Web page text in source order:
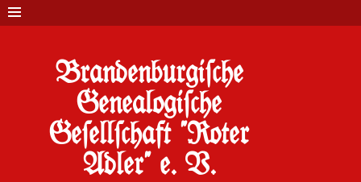
Brandenburgi#che
Genealogi#che
Ge#ell#chaft "Roter
Adler" e. V.